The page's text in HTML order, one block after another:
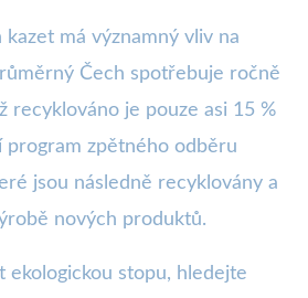
má významný vliv na
Čech spotřebuje ročně
recyklováno je pouze asi 15 %
program zpětného odběru
jsou následně recyklovány a
nových produktů.
ekologickou stopu, hledejte